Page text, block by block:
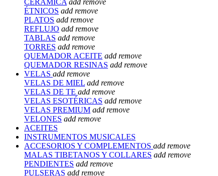
CERÁMICA add remove
ÉTNICOS add remove
PLATOS add remove
REFLUJO add remove
TABLAS add remove
TORRES add remove
QUEMADOR ACEITE add remove
QUEMADOR RESINAS add remove
VELAS add remove
VELAS DE MIEL add remove
VELAS DE TE add remove
VELAS ESOTÉRICAS add remove
VELAS PREMIUM add remove
VELONES add remove
ACEITES
INSTRUMENTOS MUSICALES
ACCESORIOS Y COMPLEMENTOS add remove
MALAS TIBETANOS Y COLLARES add remove
PENDIENTES add remove
PULSERAS add remove